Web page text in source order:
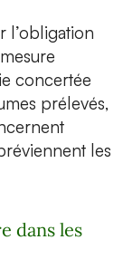
l’obligation
concertée
prélevés,
les
dans les